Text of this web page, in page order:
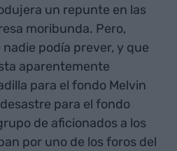
un repunte en las
moribunda. Pero,
podía prever, y que
aparentemente
para el fondo Melvin
para el fondo
de aficionados a los
por uno de los foros del